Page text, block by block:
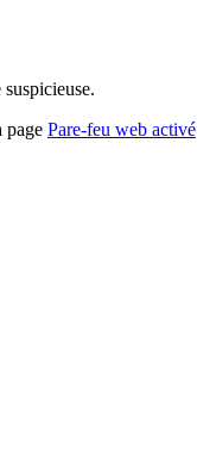
page Pare-feu web activé